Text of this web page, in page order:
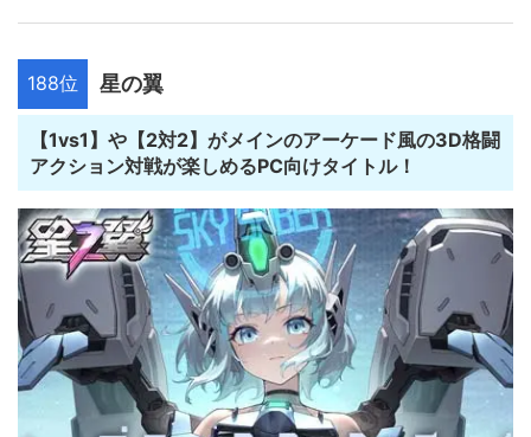
188位 星の翼
【1vs1】や【2対2】がメインのアーケード風の3D格闘
アクション対戦が楽しめるPC向けタイトル！